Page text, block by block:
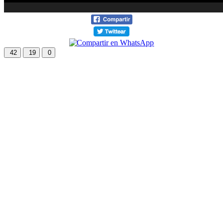
42 19 0